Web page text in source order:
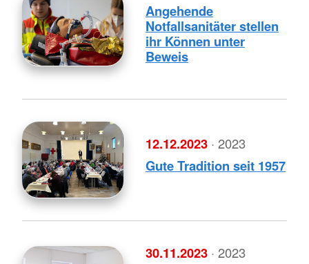
Angehende
Notfallsanitäter stellen
ihr Können unter
Beweis
12.12.2023 · 2023
Gute Tradition seit 1957
30.11.2023 · 2023